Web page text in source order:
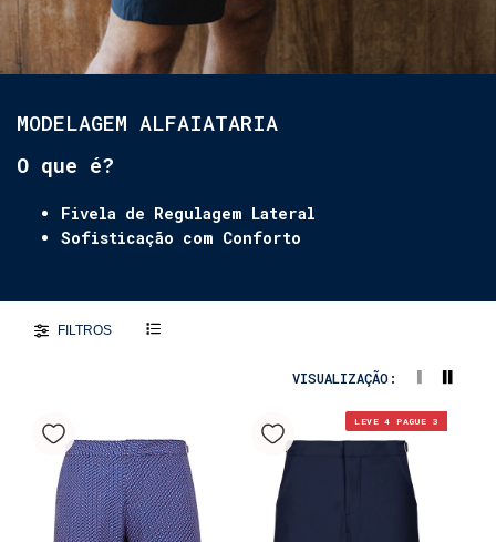
MODELAGEM ALFAIATARIA
O que é?
Fivela de Regulagem Lateral
Sofisticação com Conforto
FILTROS
VISUALIZAÇÃO:
LEVE 4 PAGUE 3